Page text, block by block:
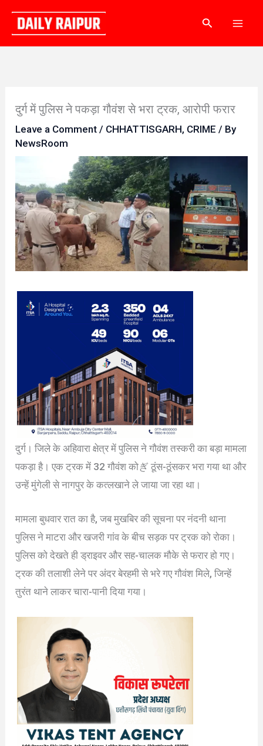
content
Search
दुर्ग में पुलिस ने पकड़ा गौवंश से भरा ट्रक, आरोपी फरार
Leave a Comment / CHHATTISGARH, CRIME / By
NewsRoom
दुर्ग। जिले के अहिवारा क्षेत्र में पुलिस ने गौवंश तस्करी का बड़ा मामला
पकड़ा है। एक ट्रक में 32 गौवंश कोぎ ठूंस-ठूंसकर भरा गया था और
उन्हें मुंगेली से नागपुर के कत्लखाने ले जाया जा रहा था।
मामला बुधवार रात का है, जब मुखबिर की सूचना पर नंदनी थाना
पुलिस ने माटरा और खजरी गांव के बीच सड़क पर ट्रक को रोका।
पुलिस को देखते ही ड्राइवर और सह-चालक मौके से फरार हो गए।
ट्रक की तलाशी लेने पर अंदर बेरहमी से भरे गए गौवंश मिले, जिन्हें
तुरंत थाने लाकर चारा-पानी दिया गया।